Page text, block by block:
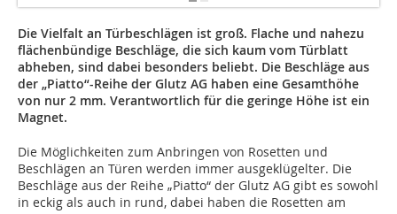
Die Vielfalt an Türbeschlägen ist groß. Flache und nahezu
flächenbündige Beschläge, die sich kaum vom Türblatt
abheben, sind dabei besonders beliebt. Die Beschläge aus
der „Piatto“-Reihe der Glutz AG haben eine Gesamthöhe
von nur 2 mm. Verantwortlich für die geringe Höhe ist ein
Magnet.
Die Möglichkeiten zum Anbringen von Rosetten und
Beschlägen an Türen werden immer ausgeklügelter. Die
Beschläge aus der Reihe „Piatto“ der Glutz AG gibt es sowohl
in eckig als auch in rund, dabei haben die Rosetten am